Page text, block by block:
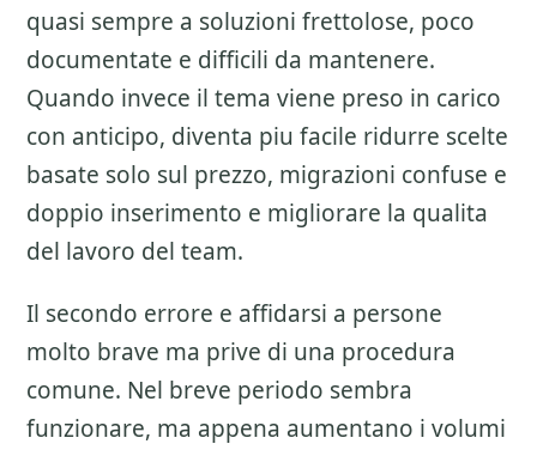
quasi sempre a soluzioni frettolose, poco
documentate e difficili da mantenere.
Quando invece il tema viene preso in carico
con anticipo, diventa piu facile ridurre scelte
basate solo sul prezzo, migrazioni confuse e
doppio inserimento e migliorare la qualita
del lavoro del team.
Il secondo errore e affidarsi a persone
molto brave ma prive di una procedura
comune. Nel breve periodo sembra
funzionare, ma appena aumentano i volumi